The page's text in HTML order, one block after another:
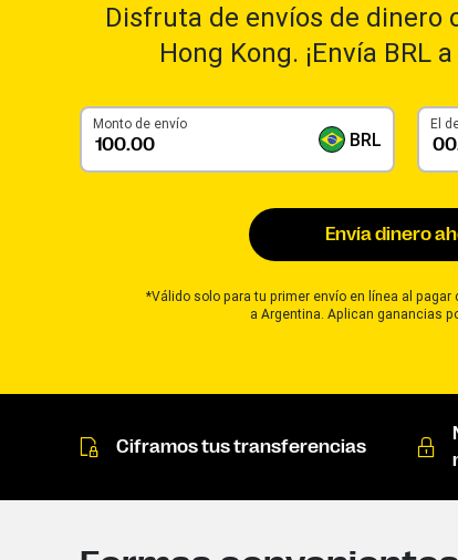
Disfruta de envíos de dinero
Hong Kong. ¡Envía BRL
Monto de envío
BRL
El
Envía dinero
*Válido solo para tu primer envío en línea al pagar
a Argentina. Aplican ganancias
Ciframos tus transferencias